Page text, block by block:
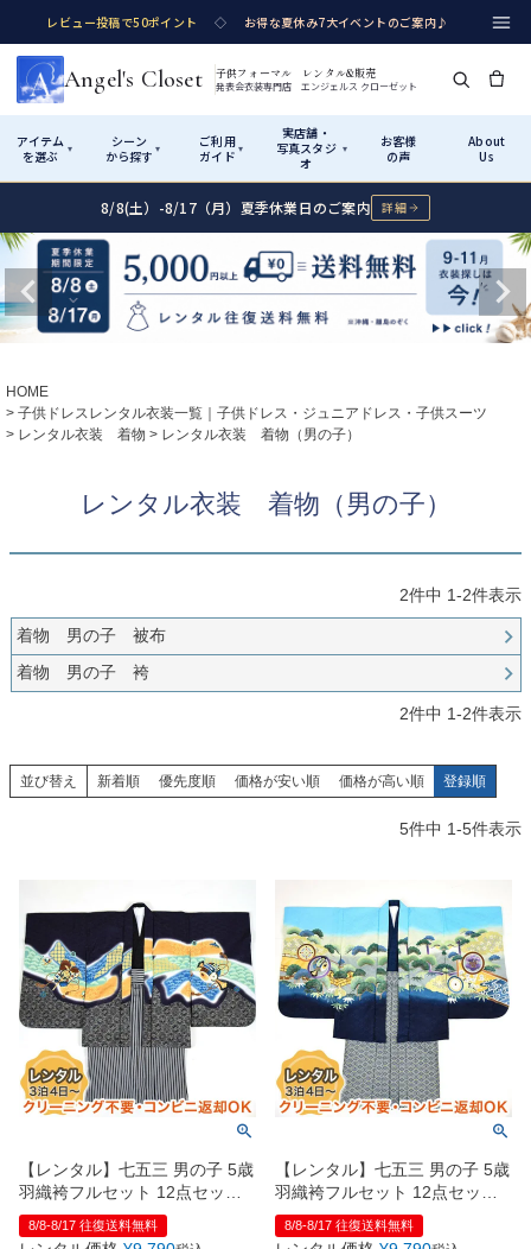
レビュー投稿で50ポイント ◇ お得な夏休み7大イベントのご案内♪
Angel's Closet 子供フォーマル レンタル&販売
発表会衣装専門店 エンジェルス クローゼット
アイテム
を選ぶ
▾
シーン
から探す ▾
ご利用
ガイド ▾
実店舗・
写真スタジ
オ
▾
お客様
の声
About
Us
Shop by Category アイテムから探す
カテゴリ詳細→ サイズで選ぶ →
Rentalレンタル
七五三着物 シューズ
小物・アクセ
レディース
Sale販売
インナー・パニエ アクセサリー
ジュエリー 音楽雑貨
Shop by Occasion シーンから探す
性別・サイズで絞り込む→
舞台で輝くステージ衣装
スト
卒業式・入学式
きちんと感のあるフォーマル 3歳・5歳・7歳の晴れの日
How It Works ご利用ガイド
Startはじめに
01
02 サイズの選び方
Angel's Closetについて
04 レンタルのご案内
予約・配送・返却・料金
06 あんしんパック
07 販売・共通のご案内
品質・返品・お手入れ
08 送料・お支払い
送料・決済方法
09 お問い合わせ
電話・メール・LINE
Visit Us 実店舗・写真スタジオ
Atelier
実店舗 つくば店
Tsukuba Boutique
営業 10:00–18:00（完全予約制）
定休 月曜日
Photography
8/8(土）-8/17（月）夏季休業日のご案内 詳細
HOME
子供ドレスレンタル衣装一覧｜子供ドレス・ジュニアドレス・子供スーツ
レンタル衣装 着物
レンタル衣装 着物（男の子）
レンタル衣装 着物（男の子）
2件中 1-2件表示
着物 男の子 被布
着物 男の子 袴
2件中 1-2件表示
並び替え 新着順 優先度順 価格が安い順 価格が高い順 登録順
5件中 1-5件表示
【レンタル】七五三 男の子 5歳
羽織袴フルセット 12点セット
鷹 黒ｘ濃紺
8/8-8/17 往復送料無料
【レンタル】七五三 男の子 5歳
羽織袴フルセット 12点セット
兜 紺ｘ水色
8/8-8/17 往復送料無料